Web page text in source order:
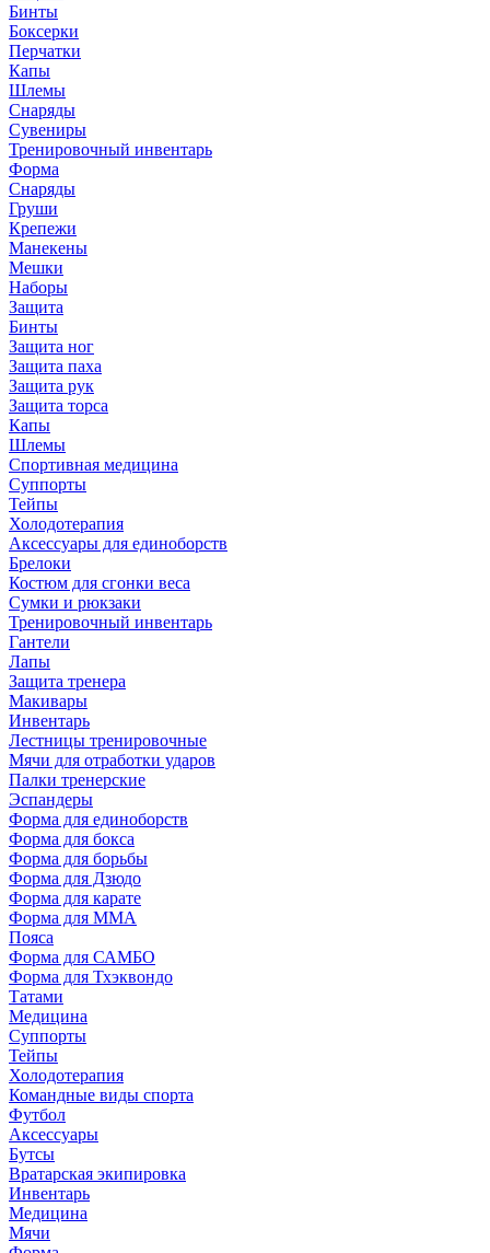
Бинты
Боксерки
Перчатки
Капы
Шлемы
Снаряды
Сувениры
Тренировочный инвентарь
Форма
Снаряды
Груши
Крепежи
Манекены
Мешки
Наборы
Защита
Бинты
Защита ног
Защита паха
Защита рук
Защита торса
Капы
Шлемы
Спортивная медицина
Суппорты
Тейпы
Холодотерапия
Аксессуары для единоборств
Брелоки
Костюм для сгонки веса
Сумки и рюкзаки
Тренировочный инвентарь
Гантели
Лапы
Защита тренера
Макивары
Инвентарь
Лестницы тренировочные
Мячи для отработки ударов
Палки тренерские
Эспандеры
Форма для единоборств
Форма для бокса
Форма для борьбы
Форма для Дзюдо
Форма для карате
Форма для MMA
Пояса
Форма для САМБО
Форма для Тхэквондо
Татами
Медицина
Суппорты
Тейпы
Холодотерапия
Командные виды спорта
Футбол
Аксессуары
Бутсы
Вратарская экипировка
Инвентарь
Медицина
Мячи